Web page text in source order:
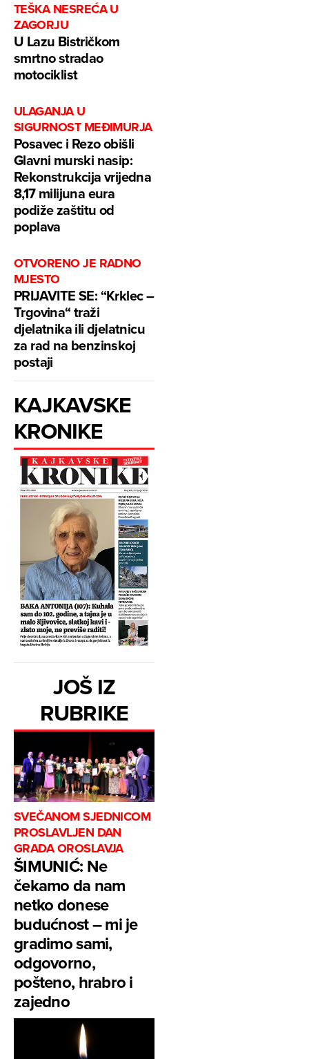
TEŠKA NESREĆA U
ZAGORJU
U Lazu Bistričkom
smrtno stradao
motociklist
ULAGANJA U
SIGURNOST MEĐIMURJA
Posavec i Rezo obišli
Glavni murski nasip:
Rekonstrukcija vrijedna
8,17 milijuna eura
podiže zaštitu od
poplava
OTVORENO JE RADNO
MJESTO
PRIJAVITE SE: “Krklec –
Trgovina“ traži
djelatnika ili djelatnicu
za rad na benzinskoj
postaji
KAJKAVSKE
KRONIKE
JOŠ IZ
RUBRIKE
SVEČANOM SJEDNICOM
PROSLAVLJEN DAN
GRADA OROSLAVJA
ŠIMUNIĆ: Ne
čekamo da nam
netko donese
budućnost – mi je
gradimo sami,
odgovorno,
pošteno, hrabro i
zajedno